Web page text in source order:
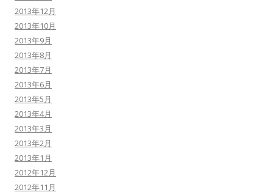
2013年12月
2013年10月
2013年9月
2013年8月
2013年7月
2013年6月
2013年5月
2013年4月
2013年3月
2013年2月
2013年1月
2012年12月
2012年11月